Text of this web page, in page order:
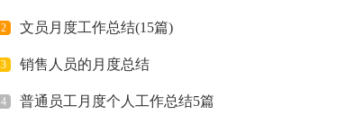
2 文员月度工作总结(15篇)
3 销售人员的月度总结
4 普通员工月度个人工作总结5篇